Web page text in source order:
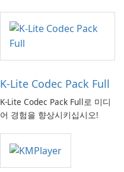
K-Lite Codec Pack Full
K-Lite Codec Pack Full로 미디
어 경험을 향상시키십시오!